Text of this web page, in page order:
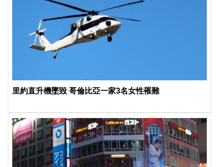
里約直升機墜毀 哥倫比亞一家3名女性罹難